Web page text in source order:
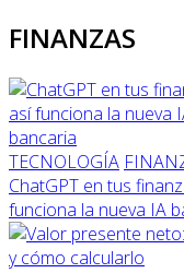
FINANZAS
TECNOLOGÍA
ChatGPT en tus
funciona la nueva IA